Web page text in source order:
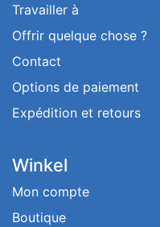
Travailler à
Offrir quelque chose ?
Contact
Options de paiement
Expédition et retours
Winkel
Mon compte
Boutique